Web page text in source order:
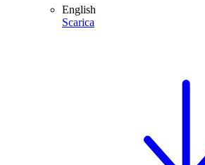
English
Scarica